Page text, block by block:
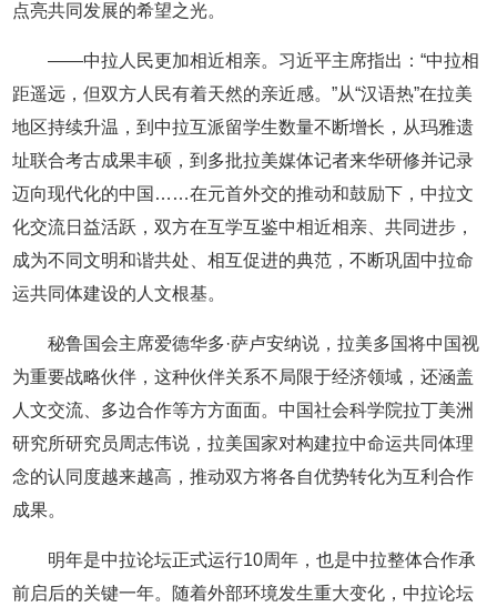
点亮共同发展的希望之光。
——中拉人民更加相近相亲。习近平主席指出：“中拉相
距遥远，但双方人民有着天然的亲近感。”从“汉语热”在拉美
地区持续升温，到中拉互派留学生数量不断增长，从玛雅遗
址联合考古成果丰硕，到多批拉美媒体记者来华研修并记录
迈向现代化的中国……在元首外交的推动和鼓励下，中拉文
化交流日益活跃，双方在互学互鉴中相近相亲、共同进步，
成为不同文明和谐共处、相互促进的典范，不断巩固中拉命
运共同体建设的人文根基。
秘鲁国会主席爱德华多·萨卢安纳说，拉美多国将中国视
为重要战略伙伴，这种伙伴关系不局限于经济领域，还涵盖
人文交流、多边合作等方方面面。中国社会科学院拉丁美洲
研究所研究员周志伟说，拉美国家对构建拉中命运共同体理
念的认同度越来越高，推动双方将各自优势转化为互利合作
成果。
明年是中拉论坛正式运行10周年，也是中拉整体合作承
前启后的关键一年。随着外部环境发生重大变化，中拉论坛